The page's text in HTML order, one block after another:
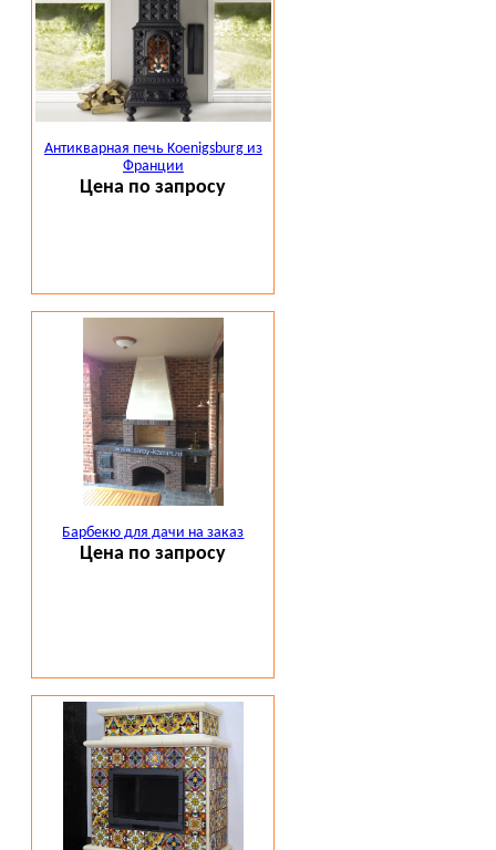
Антикварная печь Koenigsburg из
Франции
Цена по запросу
Барбекю для дачи на заказ
Цена по запросу